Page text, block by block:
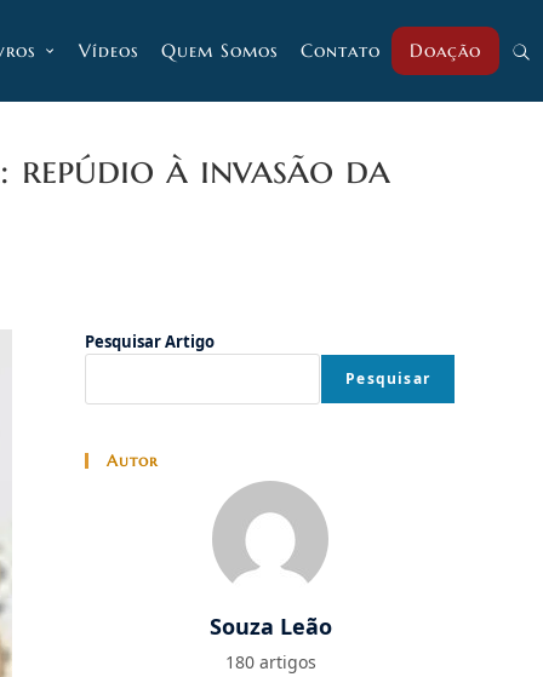
Vídeos Quem Somos Contato Doação
repúdio à invasão da
Pesquisar Artigo
Pesquisar
Autor
Souza Leão
180 artigos